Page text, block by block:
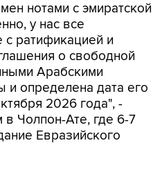
нотами с эмиратской
у нас все
ратификацией и
о свободной
Арабскими
определена дата его
2026 года", -
в Чолпон-Ате, где 6-7
Евразийского